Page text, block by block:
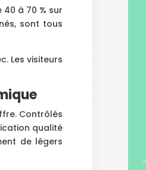
à 70 % sur
sont tous
Les visiteurs
Contrôlés
qualité
de légers